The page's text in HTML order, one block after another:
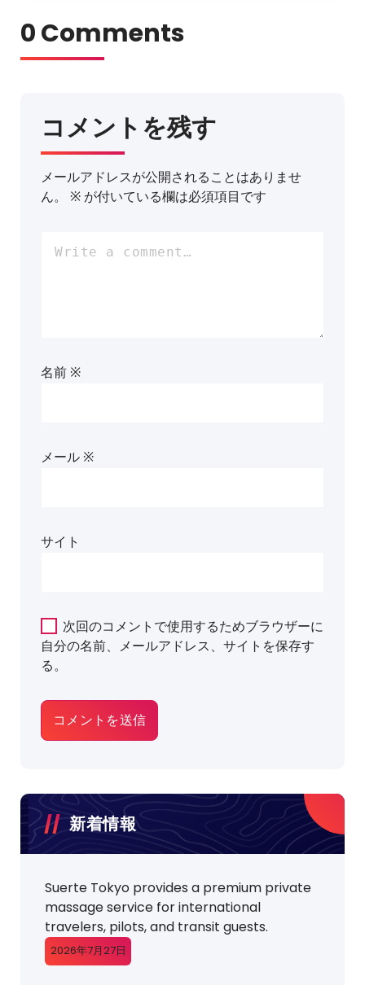
0 Comments
コメントを残す
メールアドレスが公開されることはありませ
ん。
※が付いている欄は必須項目です
名前 ※
メール ※
サイト
次回のコメントで使用するためブラウザーに
自分の名前、メールアドレス、サイトを保存す
る。
新着情報
Suerte Tokyo provides a premium private
massage service for international
travelers, pilots, and transit guests.
2026年7月27日